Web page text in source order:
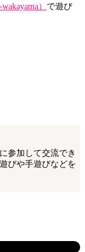
） で遊び
参加して交流でき
びや手遊びなどを